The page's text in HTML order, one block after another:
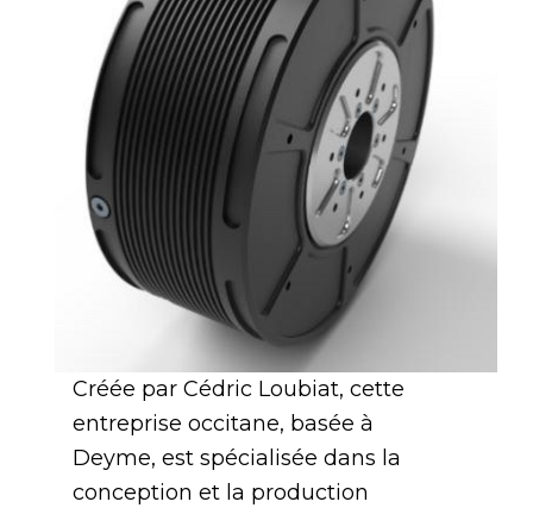
Créée par Cédric Loubiat, cette
entreprise occitane, basée à
Deyme, est spécialisée dans la
conception et la production